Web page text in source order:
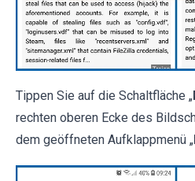
Tippen Sie auf die Schaltfläche „
rechten oberen Ecke des
dem geöffneten Aufklappmenü „